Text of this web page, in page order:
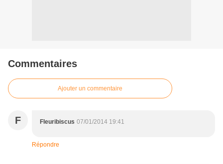
Commentaires
Ajouter un commentaire
F Fleuribiscus 07/01/2014 19:41
Répondre